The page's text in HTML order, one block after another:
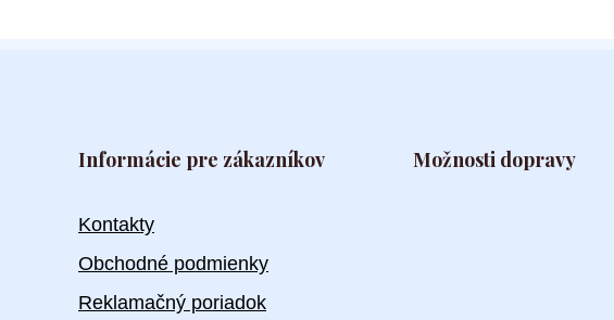
Informácie pre zákazníkov
Kontakty
Obchodné podmienky
Reklamačný poriadok
Možnosti dopravy